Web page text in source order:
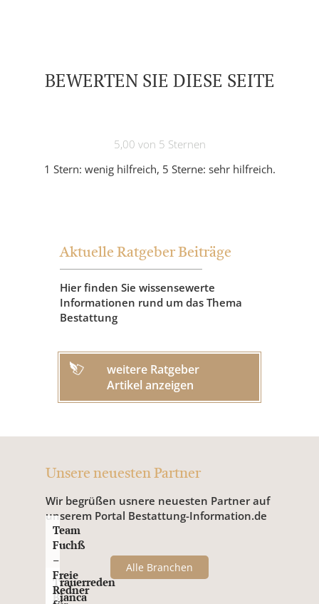
BEWERTEN SIE DIESE SEITE
5,00 von 5 Sternen
1 Stern: wenig hilfreich, 5 Sterne: sehr hilfreich.
Aktuelle Ratgeber Beiträge
Hier finden Sie wissensewerte
Informationen rund um das Thema
Bestattung
weitere Ratgeber
Artikel anzeigen
Unsere neuesten Partner
Wir begrüßen usnere neuesten Partner auf
unserem Portal Bestattung-Information.de
Alle Branchen
Trauerreden
Bianca
Team
Fuchß
–
Freie
Redner